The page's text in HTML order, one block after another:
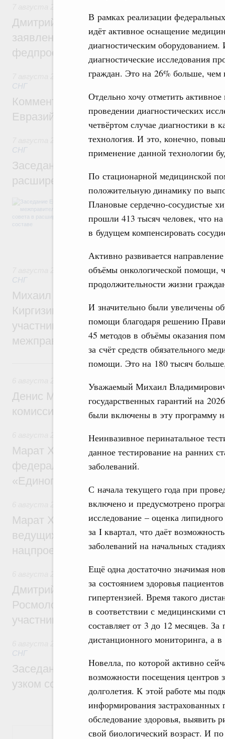
В рамках реализации
идёт активное оснащение
диагностическим
диагностические исследования
граждан. Это на 26% больше, чем
Отдельно хочу отметить
проведении диагностических
четвёртом случае диагностики в
технология. И это, конечно,
применение данной технологии
По стационарной медицинской
положительную динамику по
Плановые сердечно-сосудистые
прошли 413 тысяч человек, что
в будущем компенсировать
Активно развивается
объёмы онкологической помощи,
продолжительности жизни
И значительно были увеличены
помощи благодаря решению
45 методов в объёмы оказания
за счёт средств обязательного
помощи. Это на 180 тысяч
Уважаемый Михаил
государственных гарантий на
были включены в эту программу
Неинвазивное перинатальное
данное тестирование на ранних
заболеваний.
С начала текущего года при
включено и предусмотрено
исследование – оценка
за I квартал, что даёт
заболеваний на начальных
Ещё одна достаточно значимая
за состоянием здоровья
гипертензией. Время такого
в соответствии с медицинскими
составляет от 3 до 12 месяцев.
дистанционного мониторинга, а
Новелла, по которой активно
возможности посещения центров
долголетия. К этой работе мы
информирования
обследование здоровья, выявить
свой биологический возраст. И
Дмитрий Чернышенко: Установлен
заявлений от абитуриентов колледжей и
федпроекта «Профессионалитет»
Евразийский экономический союз.
СНГ
Комментарий Алексея Оверчука по
Евразийского межправительственного
Евразийский экономический союз.
СНГ
Заседание Евразийского
расширенном составе
В повестке заседания актуальные задачи
числе совершенствование кооперации в
регулирования и администрирования,
железнодорожных перевозок,
Евразийский экономический союз.
СНГ
Михаил Мишустин принял участие во
Киргизии Садыра Жапарова с главами
участников заседания Евразийского
межправительственного совета
6 августа, четверг
Денис Мантуров провёл заседание
комиссии по промышленности
Регулирование в сфере строительства
Марат Хуснуллин: Более 130
федерального значения построено под
«Единого заказчика»
Национальный проект «Инфраструктура
Марат Хуснуллин: Порядка 200
ведущих к спортивным объектам,
нацпроекту «Инфраструктура для
Молодёжная политика
Дмитрий Чернышенко, Сергей Кравцов и
Росмолодёжи Григорий Гуров
участников проекта «Кольцо открытий»
Евразийский экономический союз.
СНГ
Заседание Евразийского
узком составе